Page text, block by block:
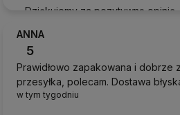
Dziękujemy za pozytywną opinię
ANNA
5
Prawidłowo zapakowana i dobrze
przesyłka, polecam. Dostawa
w tym tygodniu